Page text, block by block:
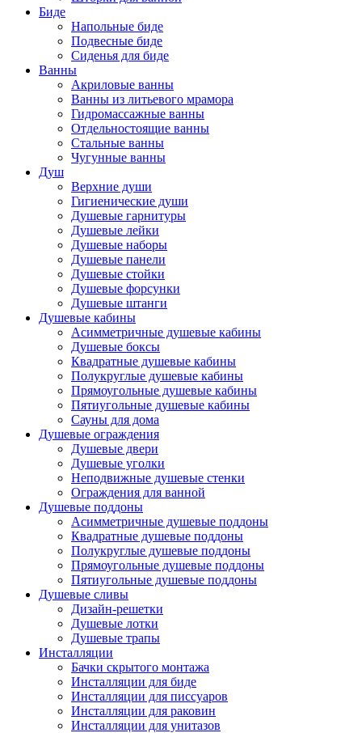
Биде
Напольные биде
Подвесные биде
Сиденья для биде
Ванны
Акриловые ванны
Ванны из литьевого мрамора
Гидромассажные ванны
Отдельностоящие ванны
Стальные ванны
Чугунные ванны
Душ
Верхние души
Гигиенические души
Душевые гарнитуры
Душевые лейки
Душевые наборы
Душевые панели
Душевые стойки
Душевые форсунки
Душевые штанги
Душевые кабины
Асимметричные душевые кабины
Душевые боксы
Квадратные душевые кабины
Полукруглые душевые кабины
Прямоугольные душевые кабины
Пятиугольные душевые кабины
Сауны для дома
Душевые ограждения
Душевые двери
Душевые уголки
Неподвижные душевые стенки
Ограждения для ванной
Душевые поддоны
Асимметричные душевые поддоны
Квадратные душевые поддоны
Полукруглые душевые поддоны
Прямоугольные душевые поддоны
Пятиугольные душевые поддоны
Душевые сливы
Дизайн-решетки
Душевые лотки
Душевые трапы
Инсталляции
Бачки скрытого монтажа
Инсталляции для биде
Инсталляции для писсуаров
Инсталляции для раковин
Инсталляции для унитазов